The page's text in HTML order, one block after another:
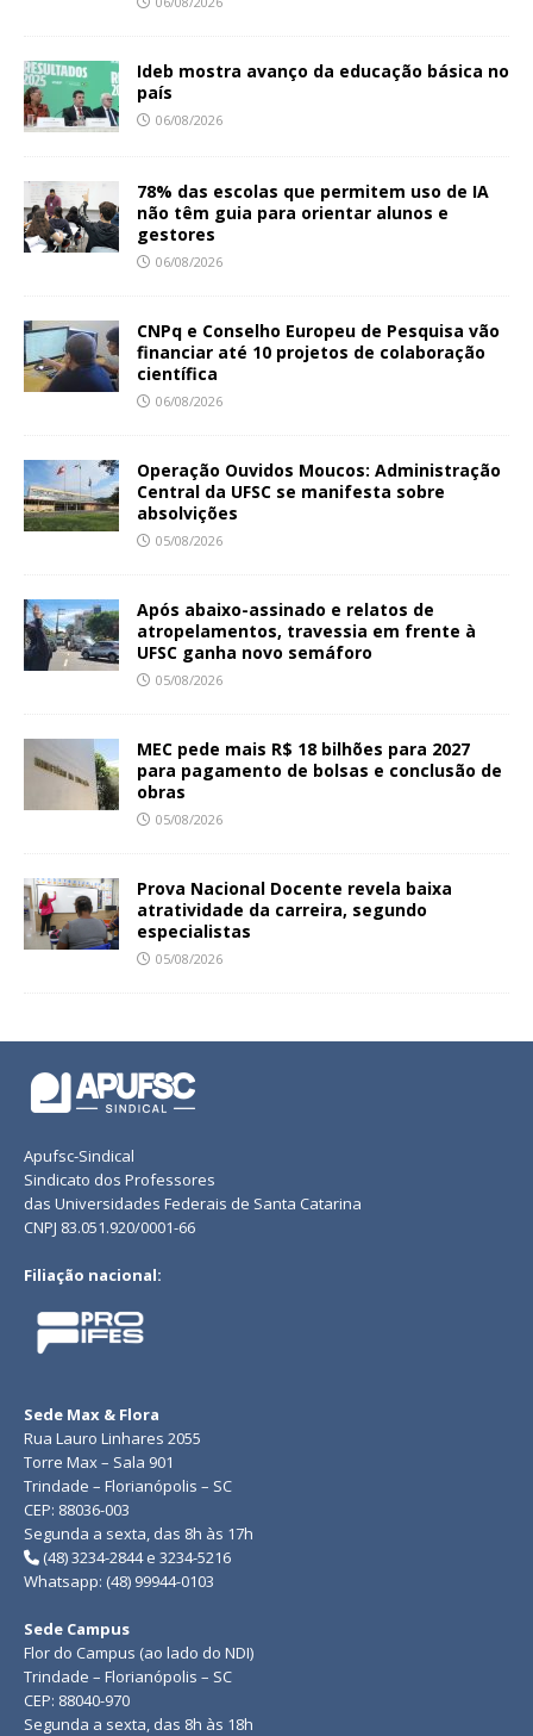
Ideb mostra avanço da educação básica no
país
06/08/2026
78% das escolas que permitem uso de IA
não têm guia para orientar alunos e
gestores
06/08/2026
CNPq e Conselho Europeu de Pesquisa vão
financiar até 10 projetos de colaboração
científica
06/08/2026
Operação Ouvidos Moucos: Administração
Central da UFSC se manifesta sobre
absolvições
05/08/2026
Após abaixo-assinado e relatos de
atropelamentos, travessia em frente à
UFSC ganha novo semáforo
05/08/2026
MEC pede mais R$ 18 bilhões para 2027
para pagamento de bolsas e conclusão de
obras
05/08/2026
Prova Nacional Docente revela baixa
atratividade da carreira, segundo
especialistas
05/08/2026
Apufsc-Sindical
Sindicato dos Professores
das Universidades Federais de Santa Catarina
CNPJ 83.051.920/0001-66
Filiação nacional:
Sede Max & Flora
Rua Lauro Linhares 2055
Torre Max – Sala 901
Trindade – Florianópolis – SC
CEP: 88036-003
Segunda a sexta, das 8h às 17h
(48) 3234-2844 e 3234-5216
Whatsapp: (48) 99944-0103
Sede Campus
Flor do Campus (ao lado do NDI)
Trindade – Florianópolis – SC
CEP: 88040-970
Segunda a sexta, das 8h às 18h